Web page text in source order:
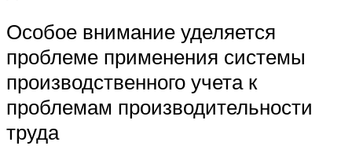
Особое внимание уделяется
проблеме применения системы
производственного учета к
проблемам производительности
труда